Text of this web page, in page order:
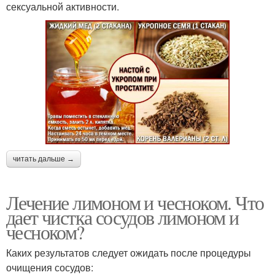
сексуальной активности.
читать дальше →
Лечение лимоном и чесноком. Что
дает чистка сосудов лимоном и
чесноком?
Каких результатов следует ожидать после процедуры
очищения сосудов: